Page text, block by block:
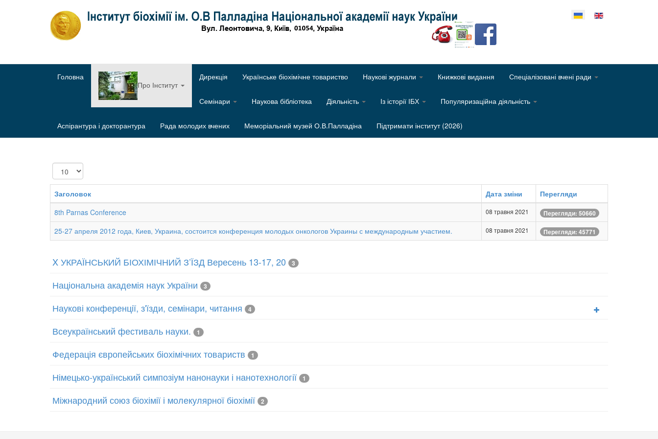
Оберіть свою мову
Головна
Про Інститут
Дирекція Українське біохімічне товариство Наукові журнали Книжкові видання Спеціалізовані вчені ради
Семінари Наукова бібліотека Діяльність Із історії ІБХ Популяризаційна діяльність
Аспірантура і докторантура Рада молодих вчених Меморіальний музей О.В.Палладіна Підтримати інститут (2026)
Показувати
Заголовок Дата зміни
Перегляди
8th Parnas Conference
08 травня 2021 Перегляди: 50660
25-27 апреля 2012 года, Киев, Украина, состоится конференция молодых онкологов Украины с международным участием. 08 травня 2021 Перегляди: 45771
X УКРАЇНСЬКИЙ БІОХІМІЧНИЙ З’ЇЗД Вересень 13-17, 20 3
Національна академія наук України 3
Наукові конференції, з'їзди, семінари, читання 4
Всеукраїнський фестиваль науки. 1
Федерація європейських біохімічних товариств 1
Німецько-український симпозіум нанонауки і нанотехнології 1
Міжнародний союз біохімії і молекулярної біохімії 2